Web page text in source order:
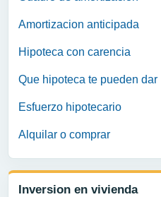
Amortizacion anticipada
Hipoteca con carencia
Que hipoteca te pueden dar
Esfuerzo hipotecario
Alquilar o comprar
Inversion en vivienda